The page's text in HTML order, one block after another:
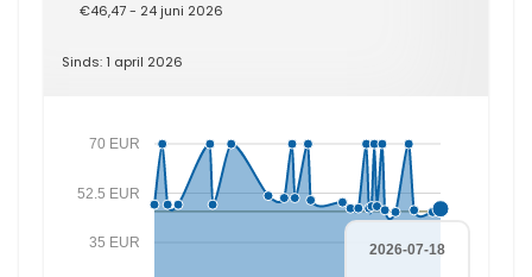
€46,47 - 24 juni 2026
Sinds: 1 april 2026
35 EUR
52.5 EUR
70 EUR
2026-07-18